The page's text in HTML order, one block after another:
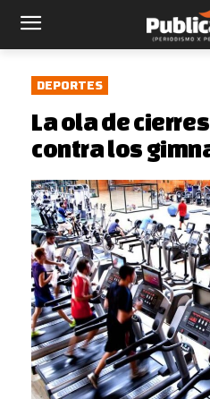
DEPORTES
La ola de
contra los